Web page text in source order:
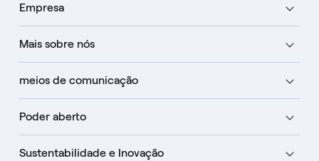
Empresa
Mais sobre nós
meios de comunicação
Poder aberto
Sustentabilidade e Inovação